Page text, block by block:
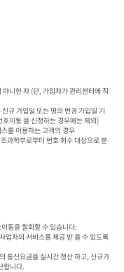
이동 을 신청하는 경우에는 제외)
동을 철회할 수 있습니다.
업자의 서비스를 제공 받 을 수 있도록
통신요금을 실시간 정산 하고, 신규가
합니다.